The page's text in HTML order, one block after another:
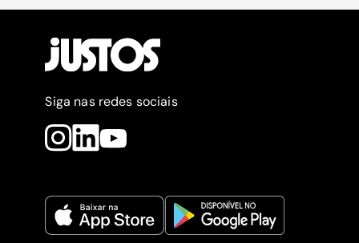
Siga nas redes sociais